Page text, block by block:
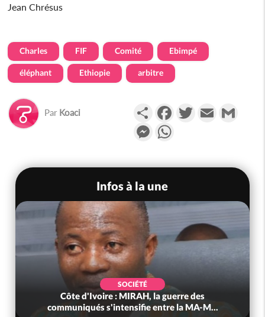
Jean Chrésus
Charles FIF Comité Ebimpé
éléphant Ethiopie arbitre
Par Koaci PartagerFacebookTwitterEmail
Messenger
Infos à la une
SOCIÉTÉ
Côte d'Ivoire : MIRAH, la guerre des
communiqués s'intensifie entre la MA-M...